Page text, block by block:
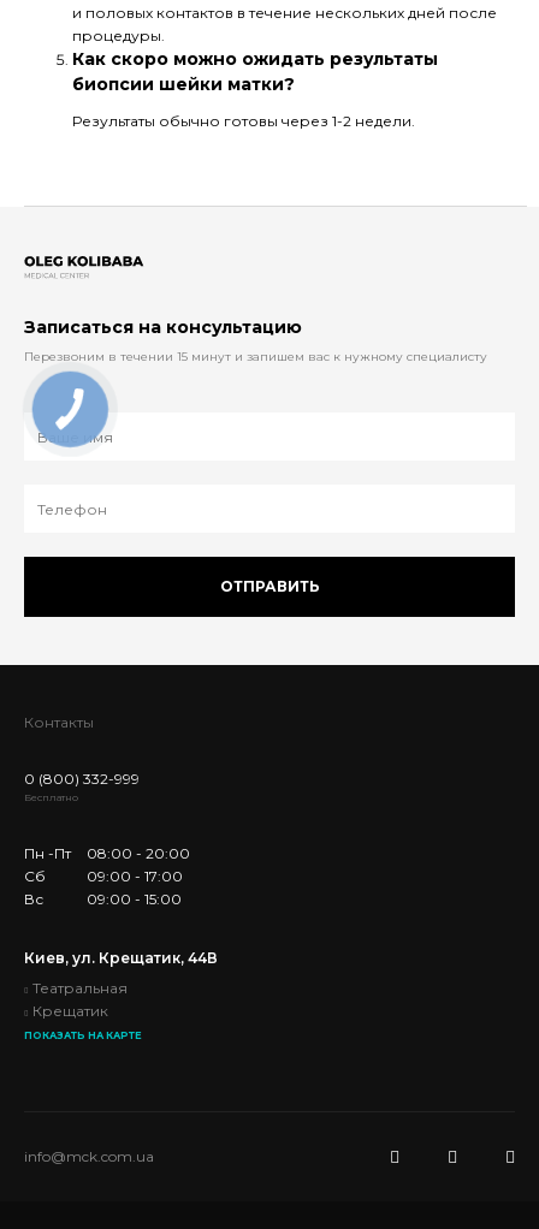
и половых контактов в течение нескольких дней после
процедуры.
Как скоро можно ожидать результаты
биопсии шейки матки?
Результаты обычно готовы через 1-2 недели.
Записаться на консультацию
Перезвоним в течении 15 минут и запишем вас к нужному специалисту
ОТПРАВИТЬ
Контакты
0 (800) 332-999
Бесплатно
Пн -Пт
08:00 - 20:00
Сб
09:00 - 17:00
Вс
09:00 - 15:00
Киев, ул. Крещатик, 44В
Театральная
Крещатик
ПОКАЗАТЬ НА КАРТЕ
info@mck.com.ua